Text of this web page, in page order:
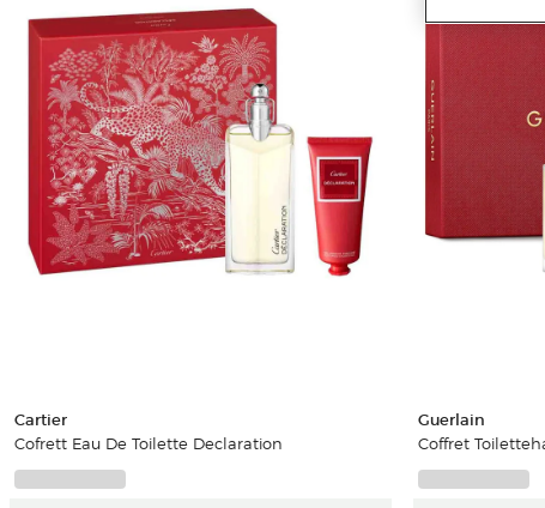
Cartier
Cofrett Eau De Toilette Declaration
Guerlain
Coffret